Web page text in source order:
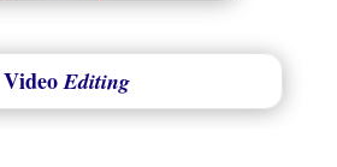
VideoEditing